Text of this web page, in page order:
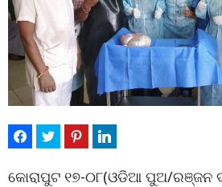
କୋରାପୁଟ ୧୭-୦୮(ଓଡିଆ ପୁଅ/ରଞ୍ଜନ